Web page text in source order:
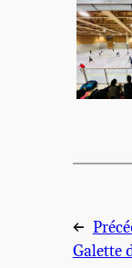
←
Galette